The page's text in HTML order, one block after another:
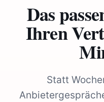
Das
Ihren
Statt